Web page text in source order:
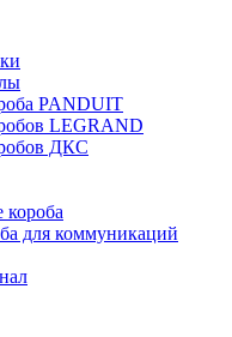
PANDUIT
LEGRAND
ДКС
для коммуникаций